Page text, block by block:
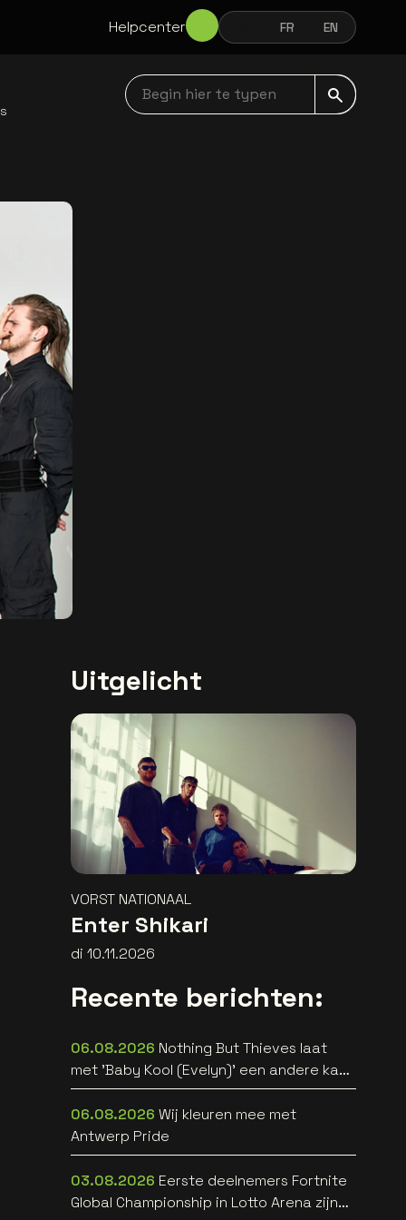
Helpcenter NEDERLANDSFRANÇAIS
FR ENGLISH
EN
Begin hier te typen navbar
Uitgelicht
VORST NATIONAAL
Enter Shikari
di 10.11.2026
Recente berichten:
06.08.2026 Nothing But Thieves laat
met 'Baby Kool (Evelyn)' een andere kant
van zich horen [video]
06.08.2026 Wij kleuren mee met
Antwerp Pride
03.08.2026 Eerste deelnemers Fortnite
Global Championship in Lotto Arena zijn